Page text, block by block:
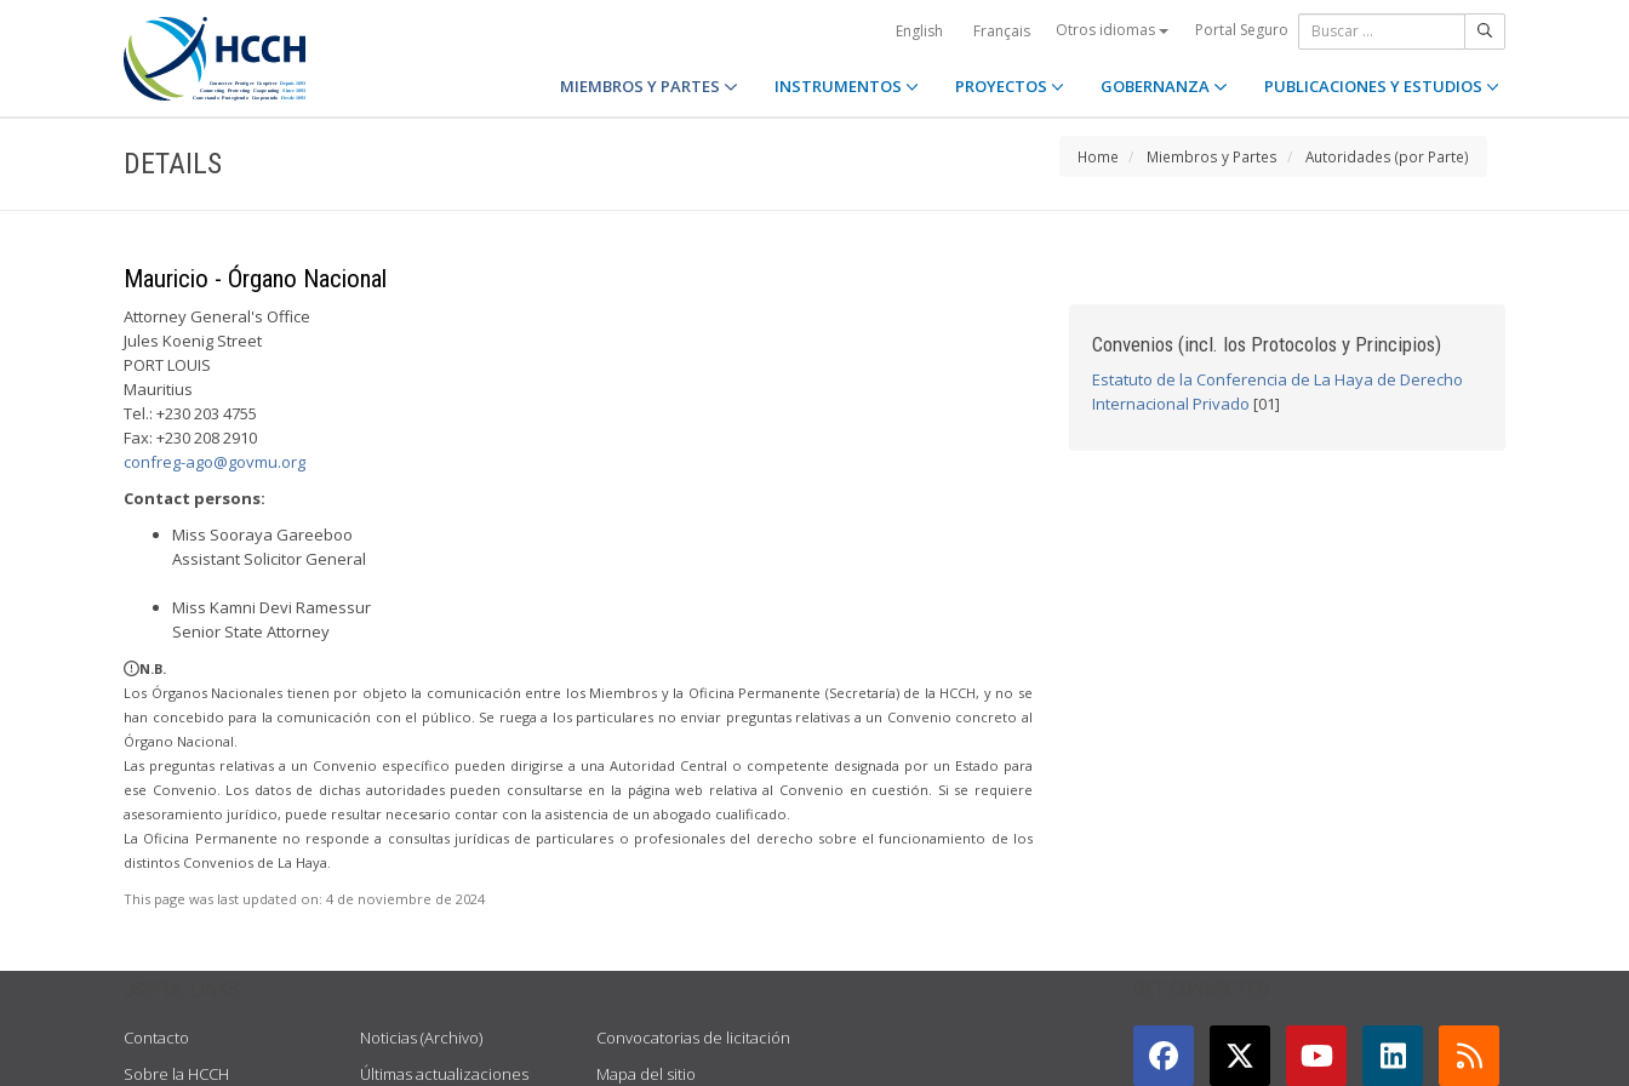
English Français Otros idiomas Portal Seguro
MIEMBROS Y PARTES INSTRUMENTOS PROYECTOS GOBERNANZA PUBLICACIONES Y ESTUDIOS
DETAILS Home Miembros y Partes Autoridades (por Parte)
Mauricio - Órgano Nacional
Attorney General's Office
Jules Koenig Street
PORT LOUIS
Mauritius
Tel.: +230 203 4755
Fax: +230 208 2910
confreg-ago@govmu.org
Contact persons:
Miss Sooraya Gareeboo
Assistant Solicitor General
Miss Kamni Devi Ramessur
Senior State Attorney
N.B.
Los Órganos Nacionales tienen por objeto la comunicación entre los Miembros y la Oficina Permanente (Secretaría) de la HCCH, y no se
han concebido para la comunicación con el público. Se ruega a los particulares no enviar preguntas relativas a un Convenio concreto al
Órgano Nacional.
Las preguntas relativas a un Convenio específico pueden dirigirse a una Autoridad Central o competente designada por un Estado para
ese Convenio. Los datos de dichas autoridades pueden consultarse en la página web relativa al Convenio en cuestión. Si se requiere
asesoramiento jurídico, puede resultar necesario contar con la asistencia de un abogado cualificado.
La Oficina Permanente no responde a consultas jurídicas de particulares o profesionales del derecho sobre el funcionamiento de los
distintos Convenios de La Haya.
This page was last updated on: 4 de noviembre de 2024
Convenios (incl. los Protocolos y Principios)
Estatuto de la Conferencia de La Haya de Derecho
Internacional Privado [01]
Contacto
Sobre la HCCH
Noticias (Archivo)
Últimas actualizaciones
Convocatorias de licitación
Mapa del sitio